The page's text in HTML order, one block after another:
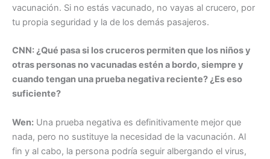
vacunación. Si no estás vacunado, no vayas al crucero, por
tu propia seguridad y la de los demás pasajeros.
CNN: ¿Qué pasa si los cruceros permiten que los niños y
otras personas no vacunadas estén a bordo, siempre y
cuando tengan una prueba negativa reciente? ¿Es eso
suficiente?
Wen: Una prueba negativa es definitivamente mejor que
nada, pero no sustituye la necesidad de la vacunación. Al
fin y al cabo, la persona podría seguir albergando el virus,